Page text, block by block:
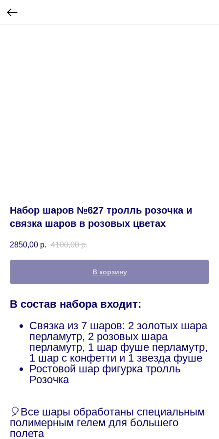
Набор шаров №627 тролль розочка и
связка шаров в розовых цветах
2850,00 р. 4100,00 р.
В корзину
В состав набора входит:
Связка из 7 шаров: 2 золотых шара
перламутр, 2 розовых шара
перламутр, 1 шар фуше перламутр,
1 шар с конфетти и 1 звезда фуше
Ростовой шар фигурка тролль
Розочка
🎈Все шары обработаны специальным
полимерным гелем для большего
полета